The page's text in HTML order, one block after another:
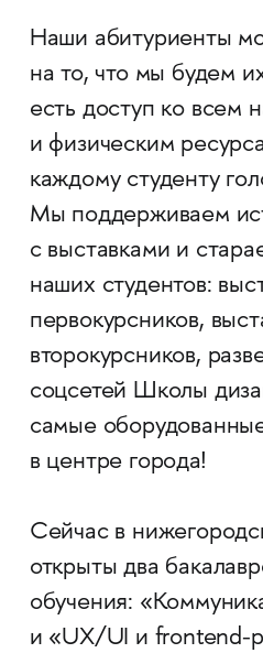
Наши абитуриенты
на то, что мы будем
есть доступ ко всем
и физическим
каждому студенту
Мы поддерживаем
с выставками и
наших студентов:
первокурсников,
второкурсников,
соцсетей Школы
самые
в центре города!
Сейчас в
открыты два
обучения:
и «UX/UI и frontend-